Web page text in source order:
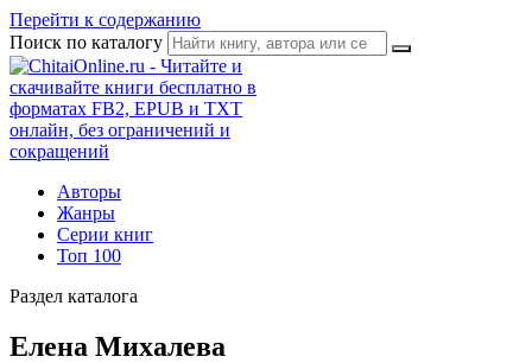
Перейти к содержанию
Поиск по каталогу
Авторы
Жанры
Серии книг
Топ 100
Раздел каталога
Елена Михалева